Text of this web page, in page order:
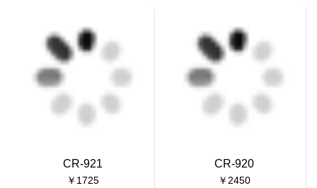
CR-921
￥1725
CR-920
￥2450